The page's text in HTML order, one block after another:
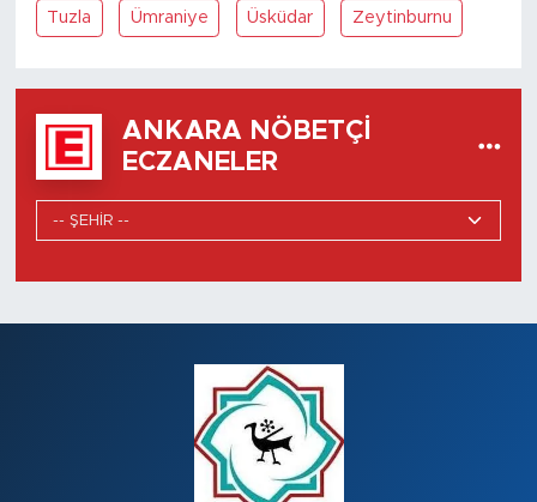
Tuzla Ümraniye Üsküdar Zeytinburnu
ANKARA NÖBETÇI
ECZANELER